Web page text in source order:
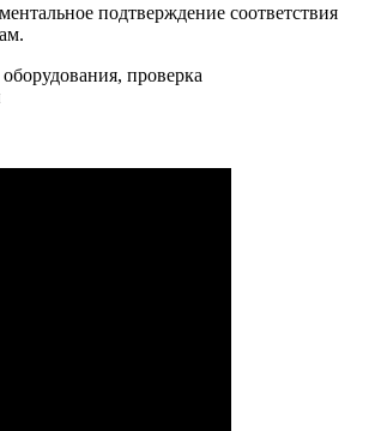
подтверждение соответствия
проверка